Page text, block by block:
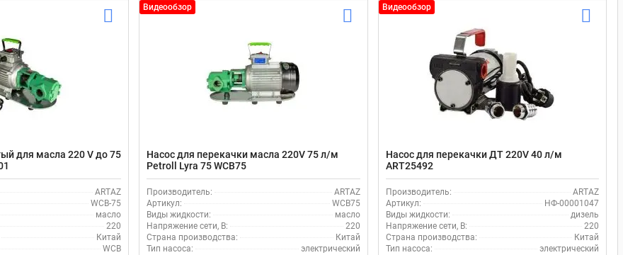
для масла 220 V до 75
ARTAZ
WCB-75
масло
220
Китай
WCB
Видеообзор
Насос для перекачки масла 220V 75 л/м
Petroll Lyra 75 WCB75
Производитель:
ARTAZ
Артикул:
WCB75
Виды жидкости:
масло
Напряжение сети, В:
220
Страна производства:
Китай
Тип насоса:
электрический
Видеообзор
Насос для перекачки ДТ 220V 40 л/м
ART25492
Производитель:
ARTAZ
Артикул:
НФ-00001047
Виды жидкости:
дизель
Напряжение сети, В:
220
Страна производства:
Китай
Тип насоса:
электрический